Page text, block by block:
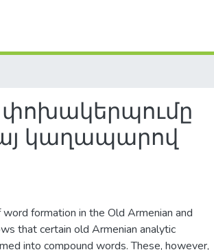
փոխակերպումը
կաղապարով
formation in the Old Armenian and
that certain old Armenian analytic
into compound words. These, however,